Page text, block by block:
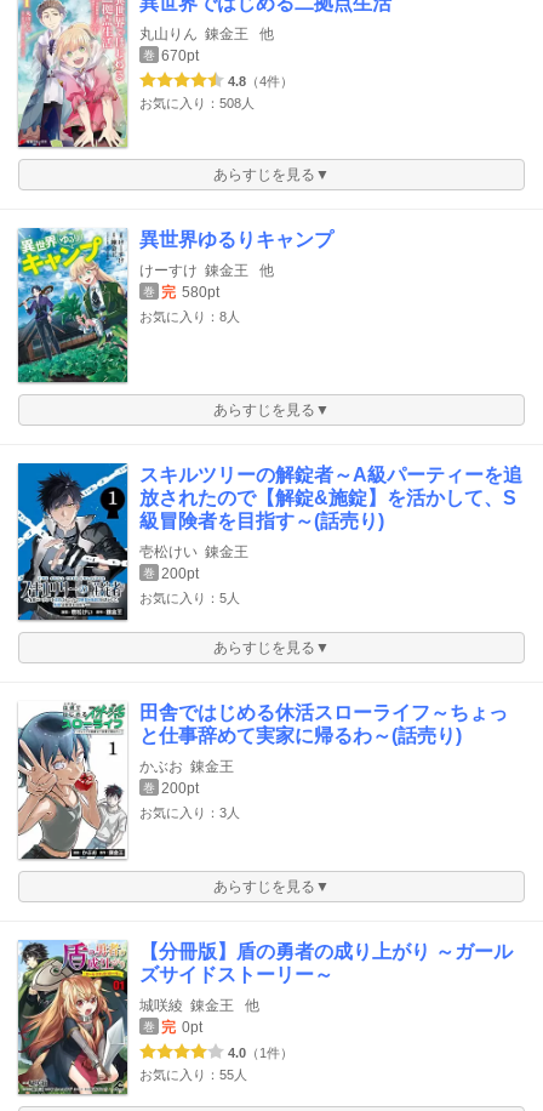
丸山りん 錬金王 他
巻 670pt
4.8 （4件）
お気に入り：508人
あらすじを見る▼
異世界ゆるりキャンプ
けーすけ 錬金王 他
巻 完 580pt
お気に入り：8人
あらすじを見る▼
スキルツリーの解錠者～A級パーティーを追
放されたので【解錠&施錠】を活かして、S
級冒険者を目指す～(話売り)
壱松けい 錬金王
巻 200pt
お気に入り：5人
あらすじを見る▼
田舎ではじめる休活スローライフ～ちょっ
と仕事辞めて実家に帰るわ～(話売り)
かぶお 錬金王
巻 200pt
お気に入り：3人
あらすじを見る▼
【分冊版】盾の勇者の成り上がり ～ガール
ズサイドストーリー～
城咲綾 錬金王 他
巻 完 0pt
4.0 （1件）
お気に入り：55人